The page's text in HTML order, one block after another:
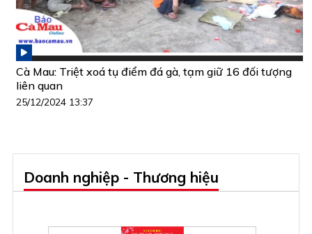
Cà Mau: Triệt xoá tụ điểm đá gà, tạm giữ 16 đối tượng
liên quan
25/12/2024 13:37
Doanh nghiệp - Thương hiệu